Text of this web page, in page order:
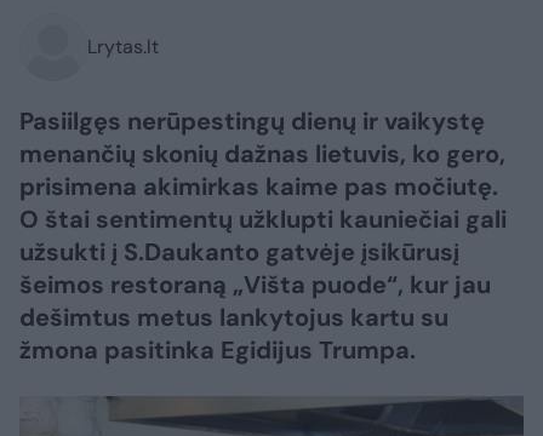
Lrytas.lt
Pasiilgęs nerūpestingų dienų ir vaikystę
menančių skonių dažnas lietuvis, ko gero,
prisimena akimirkas kaime pas močiutę.
O štai sentimentų užklupti kauniečiai gali
užsukti į S.Daukanto gatvėje įsikūrusį
šeimos restoraną „Višta puode“, kur jau
dešimtus metus lankytojus kartu su
žmona pasitinka Egidijus Trumpa.